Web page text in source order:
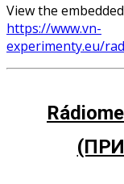
View the
https://www.vn-
experimenty.eu/